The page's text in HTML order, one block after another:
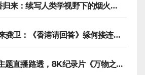
《宵夜江湖2》鲜香归来：续写人类学视野下的烟火漫游记
对话制作方云集将来龚卫：《香港请回答》缘何接连获国际传播大奖
“森林日，万物生”主题直播路透，8K纪录片《万物之生》今晚播出